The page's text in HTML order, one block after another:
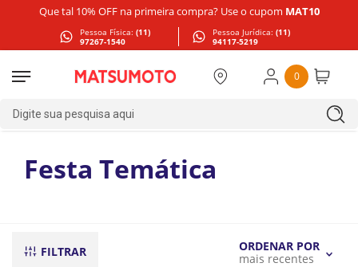
Que tal 10% OFF na primeira compra? Use o cupom MAT10
Pessoa Física: (11)
97267-1540
Pessoa Jurídica: (11)
94117-5219
0
Digite sua pesquisa aqui
Festa Temática
FILTRAR
ORDENAR POR
mais recentes